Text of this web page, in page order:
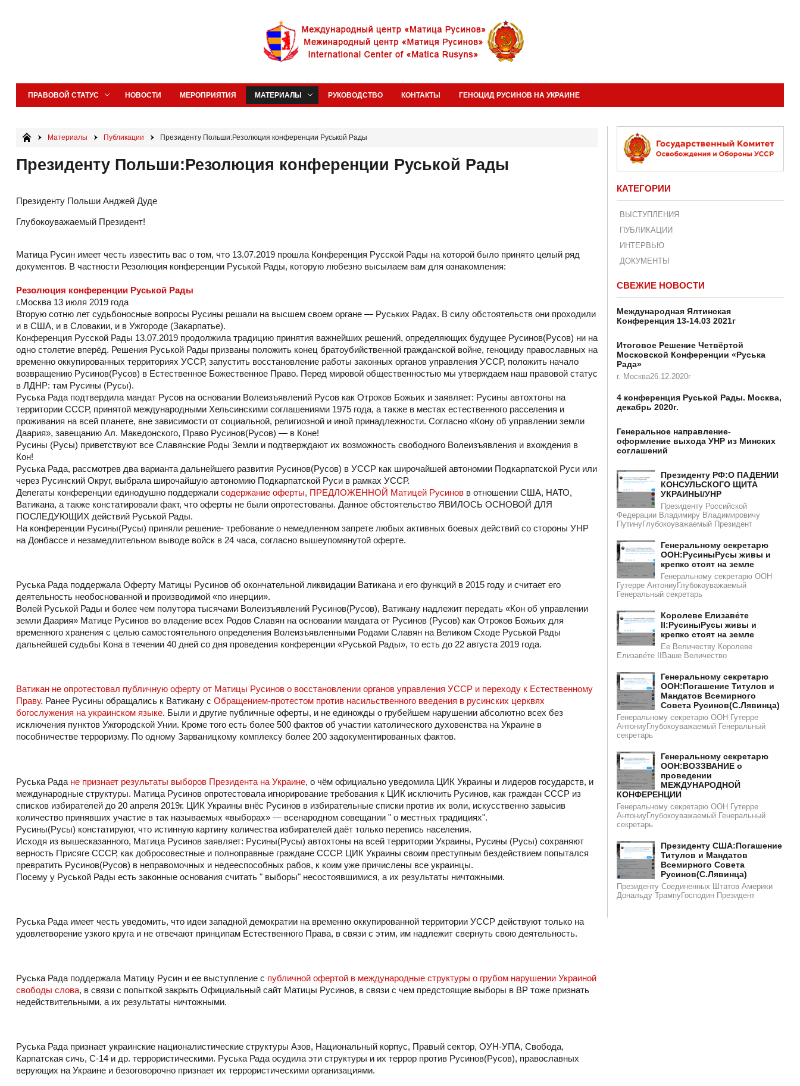
ПРАВОВОЙ СТАТУС НОВОСТИ МЕРОПРИЯТИЯ МАТЕРИАЛЫ РУКОВОДСТВО КОНТАКТЫ ГЕНОЦИД РУСИНОВ НА УКРАИНЕ
Материалы Публикации Президенту Польши:Резолюция конференции Руськой Рады
Президенту Польши:Резолюция конференции Руськой Рады
Президенту Польши Анджей Дуде
Глубокоуважаемый Президент!
Матица Русин имеет честь известить вас о том, что 13.07.2019 прошла Конференция Русской Рады на которой было принято целый ряд
документов. В частности Резолюция конференции Руськой Рады, которую любезно высылаем вам для ознакомления:
Резолюция конференции Руськой Рады
г.Москва 13 июля 2019 года
Вторую сотню лет судьбоносные вопросы Русины решали на высшем своем органе — Руських Радах. В силу обстоятельств они проходили
и в США, и в Словакии, и в Ужгороде (Закарпатье).
Конференция Русской Рады 13.07.2019 продолжила традицию принятия важнейших решений, определяющих будущее Русинов(Русов) ни на
одно столетие вперёд. Решения Руськой Рады призваны положить конец братоубийственной гражданской войне, геноциду православных на
временно оккупированных территориях УССР, запустить восстановление работы законных органов управления УССР, положить начало
возвращению Русинов(Русов) в Естественное Божественное Право. Перед мировой общественностью мы утверждаем наш правовой статус
в ЛДНР: там Русины (Русы).
Руська Рада подтвердила мандат Русов на основании Волеизъявлений Русов как Отроков Божьих и заявляет: Русины автохтоны на
территории СССР, принятой международными Хельсинскими соглашениями 1975 года, а также в местах естественного расселения и
проживания на всей планете, вне зависимости от социальной, религиозной и иной принадлежности. Согласно «Кону об управлении земли
Даария», завещанию Ал. Македонского, Право Русинов(Русов) — в Коне!
Русины (Русы) приветствуют все Славянские Роды Земли и подтверждают их возможность свободного Волеизъявления и вхождения в
Кон!
Руська Рада, рассмотрев два варианта дальнейшего развития Русинов(Русов) в УССР как широчайшей автономии Подкарпатской Руси или
через Русинский Округ, выбрала широчайшую автономию Подкарпатской Руси в рамках УССР.
Делегаты конференции единодушно поддержали содержание оферты, ПРЕДЛОЖЕННОЙ Матицей Русиновв отношении США, НАТО,
Ватикана, а также констатировали факт, что оферты не были опротестованы. Данное обстоятельство ЯВИЛОСЬ ОСНОВОЙ ДЛЯ
ПОСЛЕДУЮЩИХ действий Руськой Рады.
На конференции Русины(Русы) приняли решение- требование о немедленном запрете любых активных боевых действий со стороны УНР
на Донбассе и незамедлительном выводе войск в 24 часа, согласно вышеупомянутой оферте.
Руська Рада поддержала Оферту Матицы Русинов об окончательной ликвидации Ватикана и его функций в 2015 году и считает его
деятельность необоснованной и производимой «по инерции».
Волей Руськой Рады и более чем полутора тысячами Волеизъявлений Русинов(Русов), Ватикану надлежит передать «Кон об управлении
земли Даария» Матице Русинов во владение всех Родов Славян на основании мандата от Русинов (Русов) как Отроков Божьих для
временного хранения с целью самостоятельного определения Волеизъявленными Родами Славян на Великом Сходе Руськой Рады
дальнейшей судьбы Кона в течении 40 дней со дня проведения конференции «Руськой Рады», то есть до 22 августа 2019 года.
Ватикан не опротестовал публичную оферту от Матицы Русинов о восстановлении органов управления УССР и переходу к Естественному
Праву. Ранее Русины обращались к Ватикану с Обращением-протестом против насильственного введения в русинских церквях
богослужения на украинском языке. Были и другие публичные оферты, и не единожды о грубейшем нарушении абсолютно всех без
исключения пунктов Ужгородской Унии. Кроме того есть более 500 фактов об участии католического духовенства на Украине в
пособничестве терроризму. По одному Зарваницкому комплексу более 200 задокументированных фактов.
Руська Рада не признает результаты выборов Президента на Украине, о чём официально уведомила ЦИК Украины и лидеров государств, и
международные структуры. Матица Русинов опротестовала игнорирование требования к ЦИК исключить Русинов, как граждан СССР из
списков избирателей до 20 апреля 2019г. ЦИК Украины внёс Русинов в избирательные списки против их воли, искусственно завысив
количество принявших участие в так называемых «выборах» — всенародном совещании " о местных традициях".
Русины(Русы) констатируют, что истинную картину количества избирателей даёт только перепись населения.
Исходя из вышесказанного, Матица Русинов заявляет: Русины(Русы) автохтоны на всей территории Украины, Русины (Русы) сохраняют
верность Присяге СССР, как добросовестные и полноправные граждане СССР. ЦИК Украины своим преступным бездействием попытался
превратить Русинов(Русов) в неправомочных и недееспособных рабов, к коим уже причислены все украинцы.
Посему у Руськой Рады есть законные основания считать " выборы" несостоявшимися, а их результаты ничтожными.
Руська Рада имеет честь уведомить, что идеи западной демократии на временно оккупированной территории УССР действуют только на
удовлетворение узкого круга и не отвечают принципам Естественного Права, в связи с этим, им надлежит свернуть свою деятельность.
Руська Рада поддержала Матицу Русин и ее выступление с публичной офертой в международные структуры о грубом нарушении Украиной
свободы слова, в связи с попыткой закрыть Официальный сайт Матицы Русинов, в связи с чем предстоящие выборы в ВР тоже признать
недействительными, а их результаты ничтожными.
Руська Рада признает украинские националистические структуры Азов, Национальный корпус, Правый сектор, ОУН-УПА, Свобода,
Карпатская сичь, С-14 и др. террористическими. Руська Рада осудила эти структуры и их террор против Русинов(Русов), православных
верующих на Украине и безоговорочно признает их террористическими организациями.
КАТЕГОРИИ
ВЫСТУПЛЕНИЯ
ПУБЛИКАЦИИ
ИНТЕРВЬЮ
ДОКУМЕНТЫ
СВЕЖИЕ НОВОСТИ
Международная Ялтинская
Конференция 13-14.03 2021г
Итоговое Решение Четвёртой
Московской Конференции «Руська
Рада»
г. Москва26.12.2020г
4 конференция Руськой Рады. Москва,
декабрь 2020г.
Генеральное направление-
оформление выхода УНР из Минских
соглашений
Президенту РФ:О ПАДЕНИИ
КОНСУЛЬСКОГО ЩИТА
УКРАИНЫ/УНР​​
Президенту Российской
Федерации Владимиру Владимировичу
ПутинуГлубокоуважаемый Президент
Генеральному секретарю
ООН:РусиныРусы живы и
крепко стоят на земле
Генеральному секретарю ООН
Гутерре АнтониуГлубокоуважаемый
Генеральный секретарь
Королеве Елизаве́те
II:РусиныРусы живы и
крепко стоят на земле
Ее Величеству Королеве
Елизаве́те IIВаше Величество
Генеральному секретарю
ООН:Погашение Титулов и
Мандатов Всемирного
Совета Русинов(С.Лявинца)​​
Генеральному секретарю ООН Гутерре
АнтониуГлубокоуважаемый Генеральный
секретарь
Генеральному секретарю
ООН:ВОЗЗВАНИЕ о
проведении
МЕЖДУНАРОДНОЙ
КОНФЕРЕНЦИИ
Генеральному секретарю ООН Гутерре
АнтониуГлубокоуважаемый Генеральный
секретарь
​​Президенту США:Погашение
Титулов и Мандатов
Всемирного Совета
Русинов(С.Лявинца)​
Президенту Соединенных Штатов Америки
Дональду ТрампуГосподин Пpeзидeнт